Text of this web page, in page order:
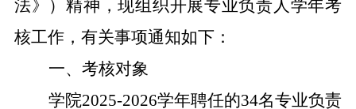
法》）精神，现组织开展专业负责人学年考
核工作，有关事项通知如下：
一、考核对象
学院2025-2026学年聘任的34名专业负责